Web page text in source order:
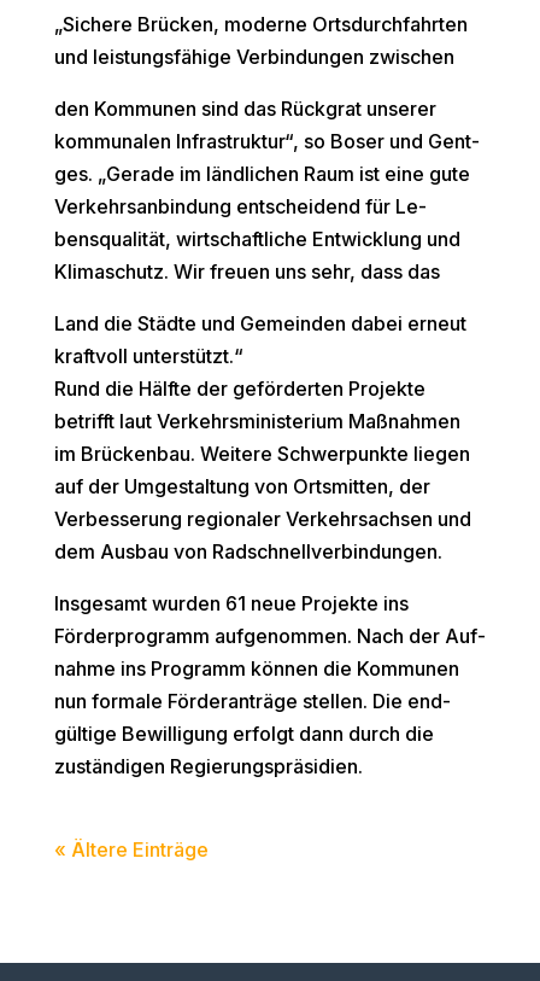
„Sichere Brücken, moderne Ortsdurchfahrten
und leistungsfähige Verbindungen zwischen
den Kommunen sind das Rückgrat unserer
kommunalen Infrastruktur“, so Boser und Gent-
ges. „Gerade im ländlichen Raum ist eine gute
Verkehrsanbindung entscheidend für Le-
bensqualität, wirtschaftliche Entwicklung und
Klimaschutz. Wir freuen uns sehr, dass das
Land die Städte und Gemeinden dabei erneut
kraftvoll unterstützt.“
Rund die Hälfte der geförderten Projekte
betrifft laut Verkehrsministerium Maßnahmen
im Brückenbau. Weitere Schwerpunkte liegen
auf der Umgestaltung von Ortsmitten, der
Verbesserung regionaler Verkehrsachsen und
dem Ausbau von Radschnellverbindungen.
Insgesamt wurden 61 neue Projekte ins
Förderprogramm aufgenommen. Nach der Auf-
nahme ins Programm können die Kommunen
nun formale Förderanträge stellen. Die end-
gültige Bewilligung erfolgt dann durch die
zuständigen Regierungspräsidien.
« Ältere Einträge